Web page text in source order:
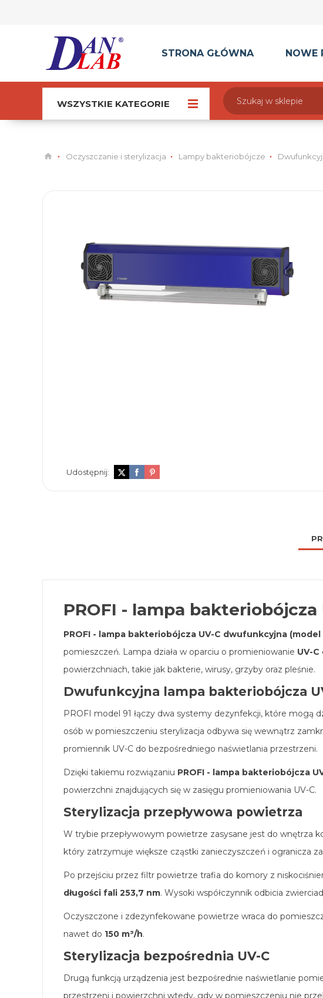
STRONA GŁÓWNA NOWE
WSZYSTKIE KATEGORIE
Oczyszczanie i sterylizacja Lampy bakteriobójcze
Udostępnij:
PROFI - lampa
PROFI - lampa bakteriobójcza UV-C dwufunkcyjna (model
pomieszczeń. Lampa działa w oparciu o promieniowanie UV-
powierzchniach, takie jak bakterie, wirusy, grzyby oraz pleśnie.
Dwufunkcyjna lampa bakteriobójcza
PROFI model 91 łączy dwa systemy dezynfekcji, które mogą
osób w pomieszczeniu sterylizacja odbywa się wewnątrz
promiennik UV-C do bezpośredniego naświetlania przestrzeni.
Dzięki takiemu rozwiązaniu PROFI - lampa bakteriobójcza
powierzchni znajdujących się w zasięgu promieniowania UV-C.
Sterylizacja przepływowa powietrza
W trybie przepływowym powietrze zasysane jest do wnętrza
który zatrzymuje większe cząstki zanieczyszczeń i ogranicza
Po przejściu przez filtr powietrze trafia do komory z
długości fali 253,7 nm. Wysoki współczynnik odbicia
Oczyszczone i zdezynfekowane powietrze wraca do
nawet do 150 m³/h.
Sterylizacja bezpośrednia UV-C
Drugą funkcją urządzenia jest bezpośrednie naświetlanie
przestrzeni i powierzchni wtedy, gdy w pomieszczeniu nie